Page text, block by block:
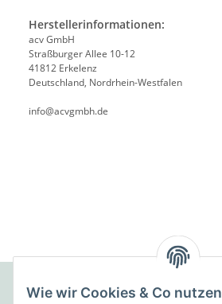
Herstellerinformationen:
acv GmbH
Straßburger Allee 10-12
41812 Erkelenz
Deutschland, Nordrhein-Westfalen
info@acvgmbh.de
Wie wir Cookies & Co nutzen